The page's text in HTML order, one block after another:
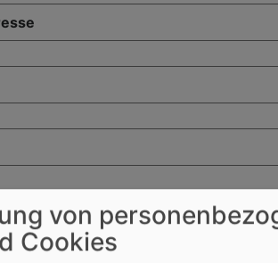
von
Cookies